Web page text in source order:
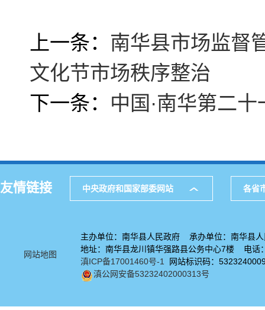
上一条： 南华县市场监督
文化节市场秩序整治
下一条： 中国·南华第二
友情链接 中央政府和国家部委网站 各省
网站地图
主办单位：南华县人民政府 承办单位：南华县人
地址：南华县龙川镇华强路县公务中心7楼 电
滇ICP备17001460号-1 网站标识码：
滇公网安备53232402000313号